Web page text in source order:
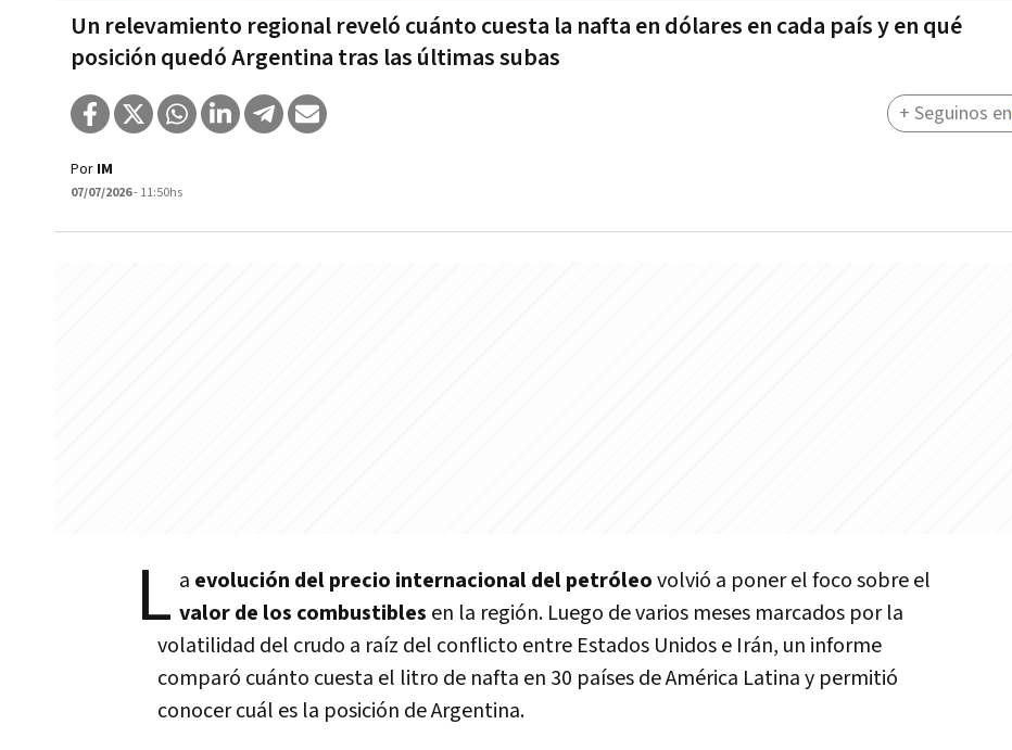
Un relevamiento regional reveló cuánto cuesta la nafta en dólares en cada país y en qué
posición quedó Argentina tras las últimas subas
Por IM
07/07/2026- 11:50hs
+ Seguinos en
L a evolución del precio internacional del petróleovolvió a poner el foco sobre el
valor de los combustibles en la región. Luego de varios meses marcados por la
volatilidad del crudo a raíz del conflicto entre Estados Unidos e Irán, un informe
comparó cuánto cuesta el litro de nafta en 30 países de América Latina y permitió
conocer cuál es la posición de Argentina.